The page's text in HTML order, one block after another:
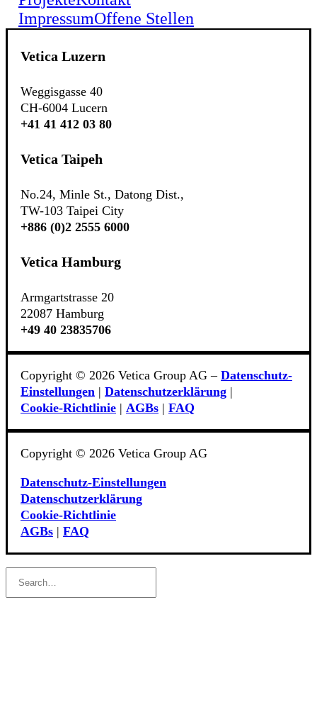
ImpressumOffene Stellen
Vetica Luzern
Weggisgasse 40
CH-6004 Lucern
+41 41 412 03 80
Vetica Taipeh
No.24, Minle St., Datong Dist.,
TW-103 Taipei City
+886 (0)2 2555 6000
Vetica Hamburg
Armgartstrasse 20
22087 Hamburg
+49 40 23835706
Copyright © 2026 Vetica Group AG – Datenschutz-
Einstellungen | Datenschutzerklärung |
Cookie‑Richtlinie | AGBs | FAQ
Copyright © 2026 Vetica Group AG
Datenschutz-Einstellungen
Datenschutzerklärung
Cookie‑Richtlinie
AGBs | FAQ